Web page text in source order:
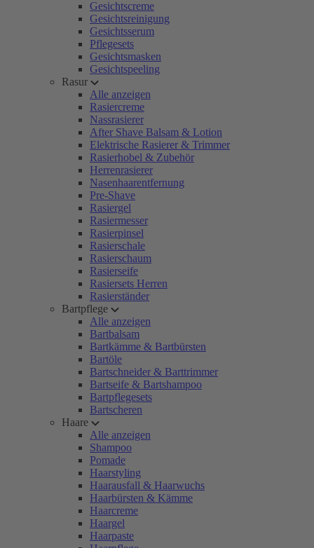
Gesichtscreme
Gesichtsreinigung
Gesichtsserum
Pflegesets
Gesichtsmasken
Gesichtspeeling
Rasur
Alle anzeigen
Rasiercreme
Nassrasierer
After Shave Balsam & Lotion
Elektrische Rasierer & Trimmer
Rasierhobel & Zubehör
Herrenrasierer
Nasenhaarentfernung
Pre-Shave
Rasiergel
Rasiermesser
Rasierpinsel
Rasierschale
Rasierschaum
Rasierseife
Rasiersets Herren
Rasierständer
Bartpflege
Alle anzeigen
Bartbalsam
Bartkämme & Bartbürsten
Bartöle
Bartschneider & Barttrimmer
Bartseife & Bartshampoo
Bartpflegesets
Bartscheren
Haare
Alle anzeigen
Shampoo
Pomade
Haarstyling
Haarausfall & Haarwuchs
Haarbürsten & Kämme
Haarcreme
Haargel
Haarpaste